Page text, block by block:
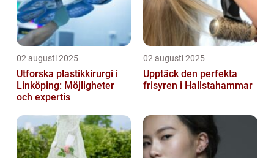
02 augusti 2025
Utforska plastikkirurgi i
Linköping: Möjligheter
och expertis
02 augusti 2025
Upptäck den perfekta
frisyren i Hallstahammar